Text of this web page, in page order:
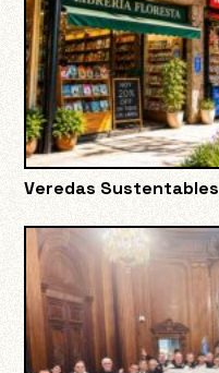
Veredas Sustentables